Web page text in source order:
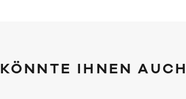
KÖNNTE IHNEN